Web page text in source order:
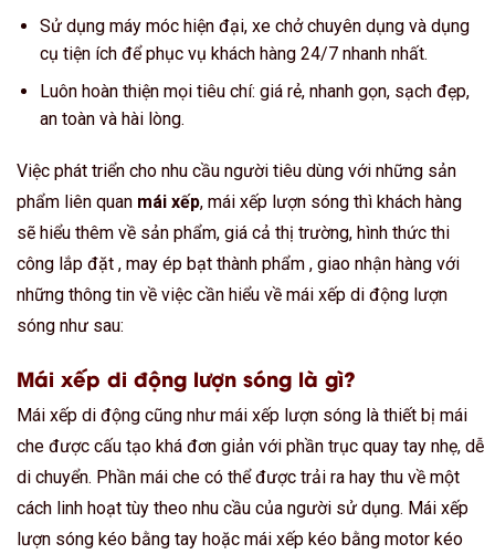
Sử dụng máy móc hiện đại, xe chở chuyên dụng và dụng
cụ tiện ích để phục vụ khách hàng 24/7 nhanh nhất.
Luôn hoàn thiện mọi tiêu chí: giá rẻ, nhanh gọn, sạch đẹp,
an toàn và hài lòng.
Việc phát triển cho nhu cầu người tiêu dùng với những sản
phẩm liên quan mái xếp, mái xếp lượn sóng thì khách hàng
sẽ hiểu thêm về sản phẩm, giá cả thị trường, hình thức thi
công lắp đặt , may ép bạt thành phẩm , giao nhận hàng với
những thông tin về việc cần hiểu về mái xếp di động lượn
sóng như sau:
Mái xếp di động lượn sóng là gì?
Mái xếp di động cũng như mái xếp lượn sóng là thiết bị mái
che được cấu tạo khá đơn giản với phần trục quay tay nhẹ, dễ
di chuyển. Phần mái che có thể được trải ra hay thu về một
cách linh hoạt tùy theo nhu cầu của người sử dụng. Mái xếp
lượn sóng kéo bằng tay hoặc mái xếp kéo bằng motor kéo